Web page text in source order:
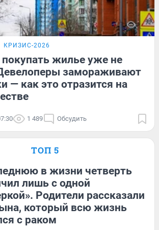
КРИЗИС-2026
жилье уже не
замораживают
— как это отразится на
1 489 Обсудить
ТОП 5
в жизни четверть
лишь с одной
Родители рассказали
который всю жизнь
с раком